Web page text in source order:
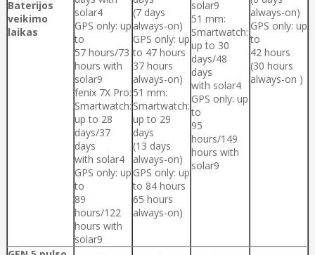
Baterijos
veikimo
laikas
solar4
GPS only: up
to
57 hours/73
hours with
solar9
fenix 7X Pro:
Smartwatch:
up to 28
days/37
days
with solar4
GPS only: up
to
89
hours/122
hours with
solar9
(7 days
always-on)
GPS only: up
to 47 hours
37 hours
always-on)
51 mm:
Smartwatch:
up to 29
days
(13 days
always-on)
GPS only: up
to 84 hours
65 hours
always-on)
solar9
51 mm:
Smartwatch:
up to 30
days/48
days
with solar4
GPS only: up
to
95
hours/149
hours with
solar9
always-on)
GPS only: up
to
42 hours
(30 hours
always-on )